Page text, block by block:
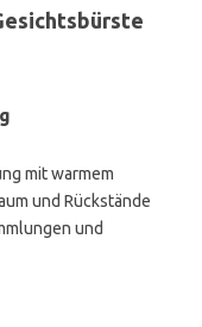
mit warmem
und Rückstände
und